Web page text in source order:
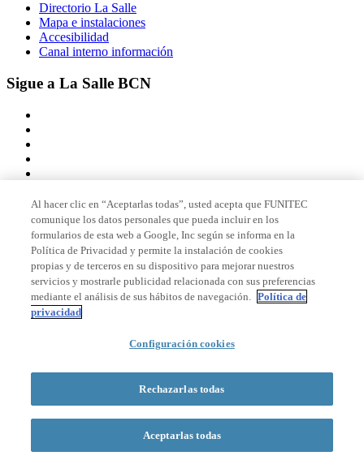
Directorio La Salle
Mapa e instalaciones
Accesibilidad
Canal interno información
Sigue a La Salle BCN
Miembro de
Acreditaciones
© 2026 La Salle Campus Barcelona - URL |
Formulario de búsqueda
Al hacer clic en “Aceptarlas todas”, usted acepta que FUNITEC
comunique los datos personales que pueda incluir en los
formularios de esta web a Google, Inc según se informa en la
Política de Privacidad y permite la instalación de cookies
propias y de terceros en su dispositivo para mejorar nuestros
servicios y mostrarle publicidad relacionada con sus preferencias
mediante el análisis de sus hábitos de navegación. Política de
privacidad
Configuración cookies
Rechazarlas todas
Aceptarlas todas